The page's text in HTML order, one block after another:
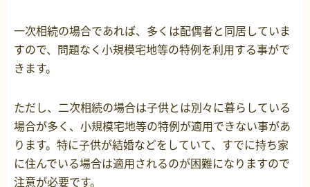
一次相続の場合であれば、多くは配偶者と同居していま
すので、問題なく小規模宅地等の特例を利用する事がで
きます。
ただし、二次相続の場合は子供とは別々に暮らしている
場合が多く、小規模宅地等の特例が適用できない事があ
ります。特に子供が結婚などをしていて、すでに持ち家
に住んでいる場合は適用されるのが困難になりますので
注意が必要です。